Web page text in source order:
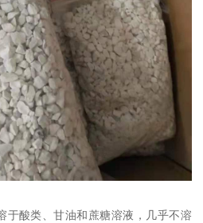
于酸类、甘油和蔗糖溶液，几乎不溶